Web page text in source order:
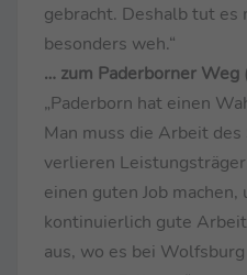
gebracht. Deshalb tut es
besonders weh.“
… zum Paderborner Weg
„Paderborn hat einen
Man muss die Arbeit
verlieren
einen guten Job
kontinuierlich gute
aus, wo es bei